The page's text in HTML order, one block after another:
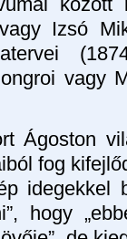
vagy Izsó
vagy
Ágoston
fog
idegekkel
hogy